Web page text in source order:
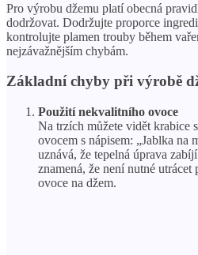
Pro výrobu džemu platí obecná
dodržovat. Dodržujte proporce
kontrolujte plamen trouby během
nejzávažnějším chybám.
Základní chyby při výrobě
Použití nekvalitního ovoce
Na trzích můžete vidět krabice
ovocem s nápisem: „Jablka na
uznává, že tepelná úprava
znamená, že není nutné
ovoce na džem.